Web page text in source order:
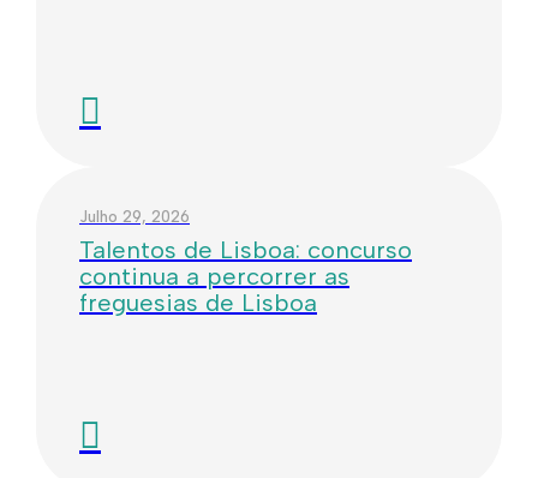
Julho 29, 2026
Talentos de Lisboa: concurso
continua a percorrer as
freguesias de Lisboa